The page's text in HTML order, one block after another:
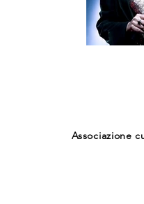
Associazione